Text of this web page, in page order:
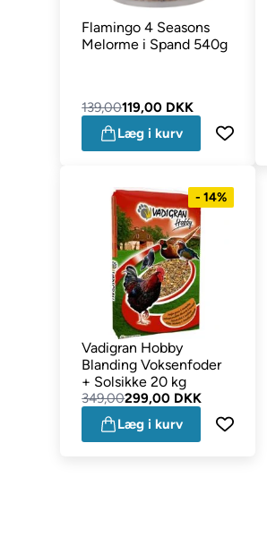
Flamingo 4 Seasons
Melorme i Spand 540g
139,00119,00 DKK
Læg i kurv
- 14%
Vadigran Hobby
Blanding Voksenfoder
+ Solsikke 20 kg
349,00299,00 DKK
Læg i kurv